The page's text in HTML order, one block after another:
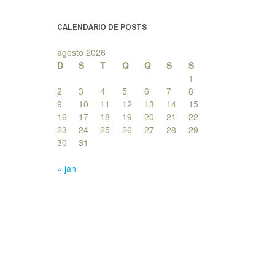
CALENDÁRIO DE POSTS
agosto 2026
D
S T Q Q S
S
1
2
3 4 5 6 7
8
9
10 11 12 13 14
15
16
17 18 19 20 21
22
23
24 25 26 27 28
29
30
31
« jan